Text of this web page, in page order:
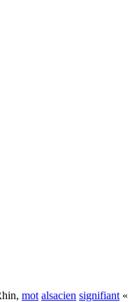
mot alsacien signifiant «